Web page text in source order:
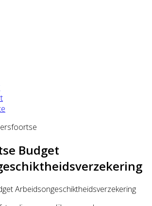
Budget
Arbeidsongeschiktheidsverzekering